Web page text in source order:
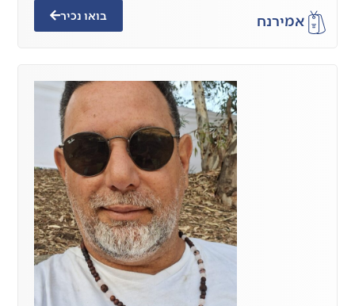
אמירנח בואו נכיר